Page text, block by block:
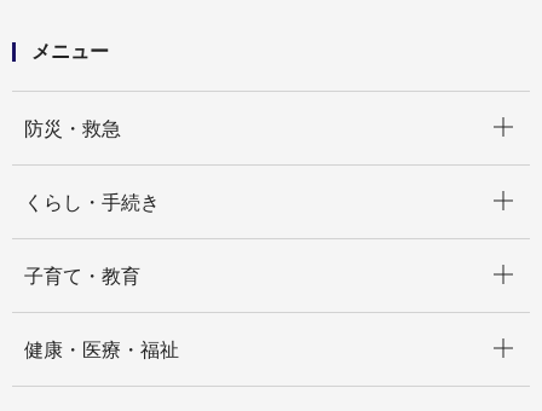
メニュー
防災・救急
くらし・手続き
子育て・教育
健康・医療・福祉